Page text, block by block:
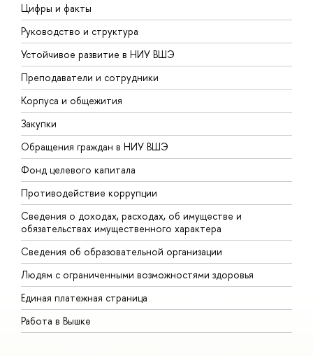
Цифры и факты
Руководство и структура
Устойчивое развитие в НИУ ВШЭ
Преподаватели и сотрудники
Корпуса и общежития
Закупки
Обращения граждан в НИУ ВШЭ
Фонд целевого капитала
Противодействие коррупции
Сведения о доходах, расходах, об имуществе и
обязательствах имущественного характера
Сведения об образовательной организации
Людям с ограниченными возможностями здоровья
Единая платежная страница
Работа в Вышке